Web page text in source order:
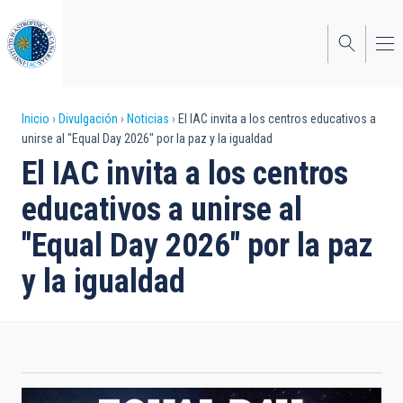
al
contenido
principal
Sobrescribir
enlaces
de
ayuda
a
la
Inicio Divulgación Noticias
El IAC invita a los centros educativos a
unirse al "Equal Day 2026" por la paz y la igualdad
El IAC invita a los centros
educativos a unirse al
"Equal Day 2026" por la paz
y la igualdad